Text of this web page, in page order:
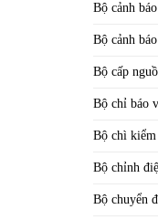
Bộ cảnh
Bộ cảnh
Bộ cấp
Bộ chỉ báo
Bộ chì
Bộ chỉnh
Bộ chuyển